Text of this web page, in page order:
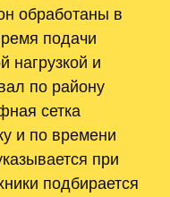
обработаны в
подачи
нагрузкой и
по району
сетка
и по времени
при
подбирается